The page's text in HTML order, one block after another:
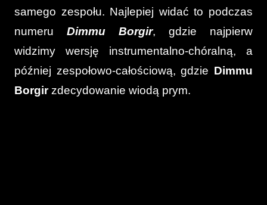
samego zespołu. Najlepiej widać to podczas
numeru Dimmu Borgir, gdzie najpierw
widzimy wersję instrumentalno-chóralną, a
później zespołowo-całościową, gdzie Dimmu
Borgirzdecydowanie wiodą prym.